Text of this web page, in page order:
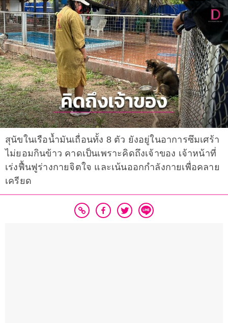
สุนัขในเรือน้ำมันเถื่อนทั้ง 8 ตัว ยังอยู่ในอาการซึมเศร้า
ไม่ยอมกินข้าว คาดเป็นเพราะคิดถึงเจ้าของ เจ้าหน้าที่
เร่งฟื้นฟูร่างกายจิตใจ และเน้นออกกำลังกายเพื่อคลาย
เครียด